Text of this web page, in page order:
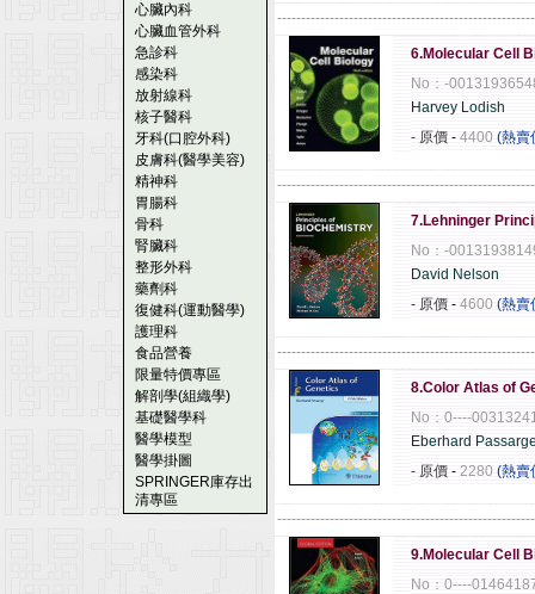
心臟內科
心臟血管外科
急診科
感染科
放射線科
核子醫科
牙科(口腔外科)
皮膚科(醫學美容)
精神科
胃腸科
骨科
腎臟科
整形外科
藥劑科
復健科(運動醫學)
護理科
食品營養
限量特價專區
解剖學(組織學)
基礎醫學科
醫學模型
醫學掛圖
SPRINGER庫存出
清專區
6.Molecular Cell
No：-
Harvey Lodish
- 原價 - 4400 (熱賣
7.Lehninger
No：-
David Nelson
- 原價 - 4600 (熱賣
8.Color Atlas of
No：0----
Eberhard
- 原價 - 2280 (熱賣
9.Molecular Cell
No：0----